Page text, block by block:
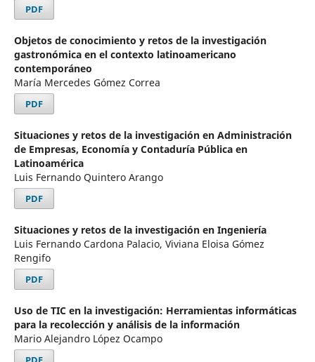
PDF
Objetos de conocimiento y retos de la investigación
gastronómica en el contexto latinoamericano
contemporáneo
María Mercedes Gómez Correa
PDF
Situaciones y retos de la investigación en Administración
de Empresas, Economía y Contaduría Pública en
Latinoamérica
Luis Fernando Quintero Arango
PDF
Situaciones y retos de la investigación en Ingeniería
Luis Fernando Cardona Palacio, Viviana Eloisa Gómez
Rengifo
PDF
Uso de TIC en la investigación: Herramientas informáticas
para la recolección y análisis de la información
Mario Alejandro López Ocampo